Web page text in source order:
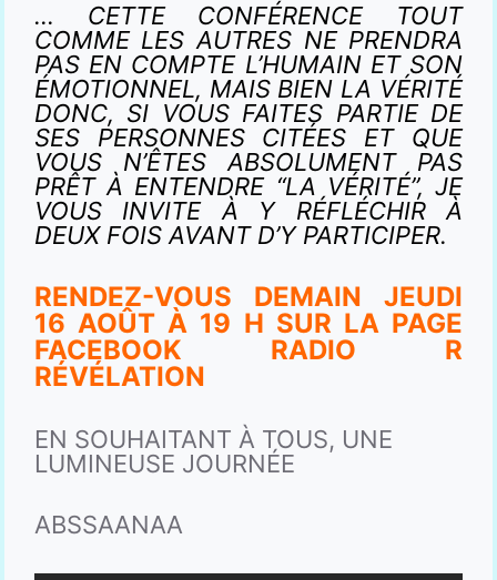
… CETTE CONFÉRENCE TOUT
COMME LES AUTRES NE PRENDRA
PAS EN COMPTE L’HUMAIN ET SON
ÉMOTIONNEL, MAIS BIEN LA VÉRITÉ
DONC, SI VOUS FAITES PARTIE DE
SES PERSONNES CITÉES ET QUE
VOUS N’ÊTES ABSOLUMENT PAS
PRÊT À ENTENDRE “LA VÉRITÉ”, JE
VOUS INVITE À Y RÉFLÉCHIR À
DEUX FOIS AVANT D’Y PARTICIPER.
RENDEZ-VOUS DEMAIN JEUDI
16 AOÛT À 19 H SUR LA PAGE
FACEBOOK RADIO R
RÉVÉLATION
EN SOUHAITANT À TOUS, UNE
LUMINEUSE JOURNÉE
ABSSAANAA